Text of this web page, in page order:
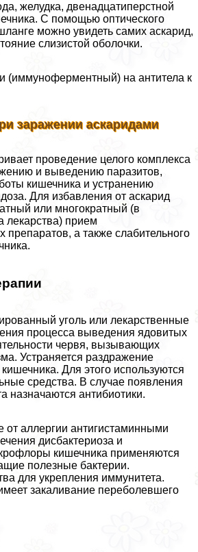
желудка, двенадцатиперстной
С помощью оптического
можно увидеть самих аскарид,
слизистой оболочки.
(иммуноферментный) на антитела к
заражении аскаридами
проведение целого комплекса
и выведению паразитов,
кишечника и устранению
Для избавления от аскарид
или многократный (в
лекарства) прием
препаратов, а также слабительного
уголь или лекарственные
процесса выведения ядовитых
червя, вызывающих
Устраняется раздражение
Для этого используются
средства. В случае появления
назначаются антибиотики.
от аллергии антигистаминными
дисбактериоза и
кишечника применяются
полезные бактерии.
для укрепления иммунитета.
закаливание переболевшего